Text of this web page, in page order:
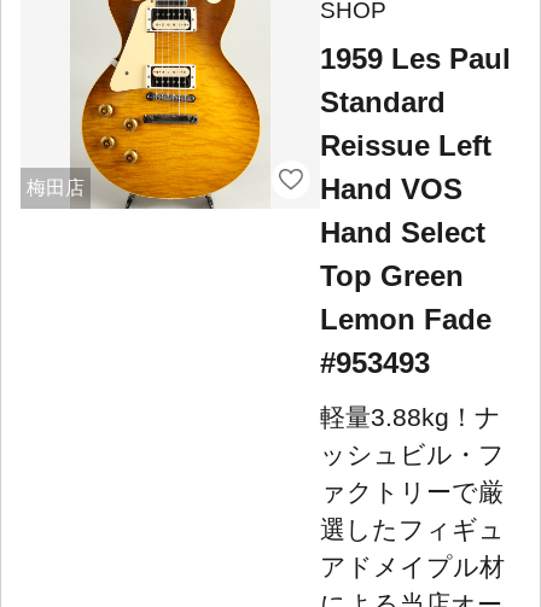
梅田店
SHOP
1959 Les Paul
Standard
Reissue Left
Hand VOS
Hand Select
Top Green
Lemon Fade
#953493
軽量3.88kg！ナ
ッシュビル・フ
ァクトリーで厳
選したフィギュ
アドメイプル材